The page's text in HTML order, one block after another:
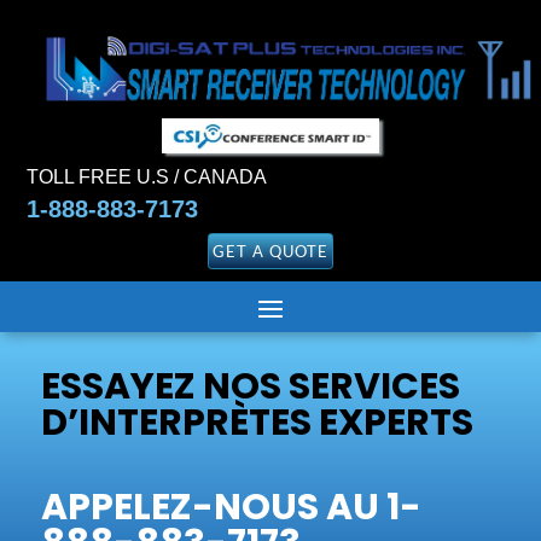
TOLL FREE U.S / CANADA
1-888-883-7173
GET A QUOTE
ESSAYEZ NOS SERVICES
D’INTERPRÈTES EXPERTS
APPELEZ-NOUS AU 1-